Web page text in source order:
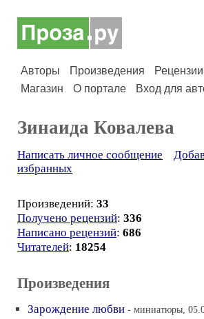
Авторы Произведения Рецензии
Магазин
О портале Вход для
Зинаида Ковалева
Написать личное сообщение
избранных
Произведений: 33
Получено рецензий: 336
Написано рецензий: 686
Читателей: 18254
Произведения
Зарождение любви - миниатюры,